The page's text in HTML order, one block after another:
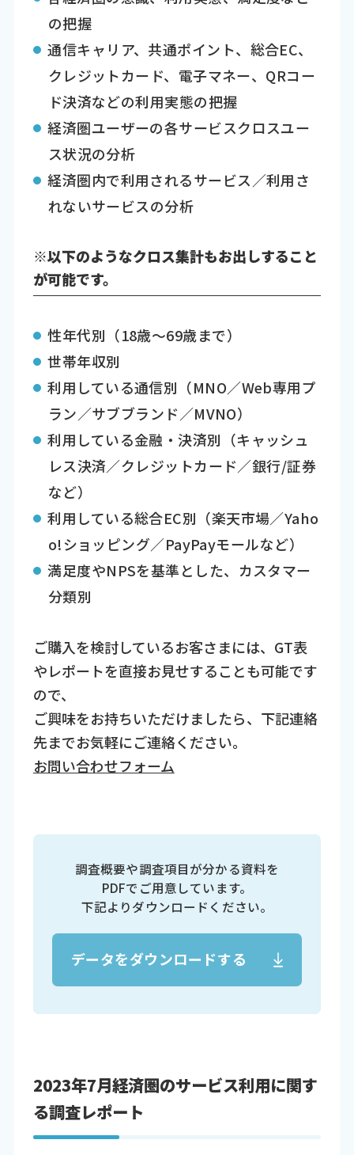
の把握
通信キャリア、共通ポイント、総合EC、
クレジットカード、電子マネー、QRコー
ド決済などの利用実態の把握
経済圏ユーザーの各サービスクロスユー
ス状況の分析
経済圏内で利用されるサービス／利用さ
れないサービスの分析
※以下のようなクロス集計もお出しすること
が可能です。
性年代別（18歳～69歳まで）
世帯年収別
利用している通信別（MNO／Web専用プ
ラン／サブブランド／MVNO）
利用している金融・決済別（キャッシュ
レス決済／クレジットカード／銀行/証券
など）
利用している総合EC別（楽天市場／Yaho
o!ショッピング／PayPayモールなど）
満足度やNPSを基準とした、カスタマー
分類別
ご購入を検討しているお客さまには、GT表
やレポートを直接お見せすることも可能です
ので、
ご興味をお持ちいただけましたら、下記連絡
先までお気軽にご連絡ください。
お問い合わせフォーム
調査概要や調査項目が分かる資料を
PDFでご用意しています。
下記よりダウンロードください。
データをダウンロードする
2023年7月経済圏のサービス利用に関す
る調査レポート